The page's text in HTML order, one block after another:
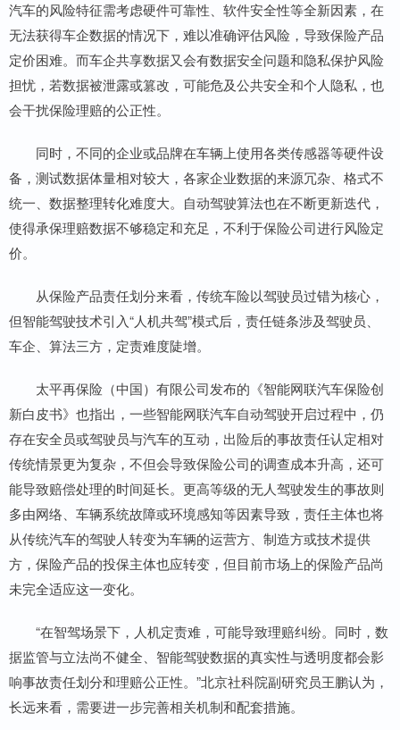
汽车的风险特征需考虑硬件可靠性、软件安全性等全新因素，在
无法获得车企数据的情况下，难以准确评估风险，导致保险产品
定价困难。而车企共享数据又会有数据安全问题和隐私保护风险
担忧，若数据被泄露或篡改，可能危及公共安全和个人隐私，也
会干扰保险理赔的公正性。
同时，不同的企业或品牌在车辆上使用各类传感器等硬件设
备，测试数据体量相对较大，各家企业数据的来源冗杂、格式不
统一、数据整理转化难度大。自动驾驶算法也在不断更新迭代，
使得承保理赔数据不够稳定和充足，不利于保险公司进行风险定
价。
从保险产品责任划分来看，传统车险以驾驶员过错为核心，
但智能驾驶技术引入“人机共驾”模式后，责任链条涉及驾驶员、
车企、算法三方，定责难度陡增。
太平再保险（中国）有限公司发布的《智能网联汽车保险创
新白皮书》也指出，一些智能网联汽车自动驾驶开启过程中，仍
存在安全员或驾驶员与汽车的互动，出险后的事故责任认定相对
传统情景更为复杂，不但会导致保险公司的调查成本升高，还可
能导致赔偿处理的时间延长。更高等级的无人驾驶发生的事故则
多由网络、车辆系统故障或环境感知等因素导致，责任主体也将
从传统汽车的驾驶人转变为车辆的运营方、制造方或技术提供
方，保险产品的投保主体也应转变，但目前市场上的保险产品尚
未完全适应这一变化。
“在智驾场景下，人机定责难，可能导致理赔纠纷。同时，数
据监管与立法尚不健全、智能驾驶数据的真实性与透明度都会影
响事故责任划分和理赔公正性。”北京社科院副研究员王鹏认为，
长远来看，需要进一步完善相关机制和配套措施。